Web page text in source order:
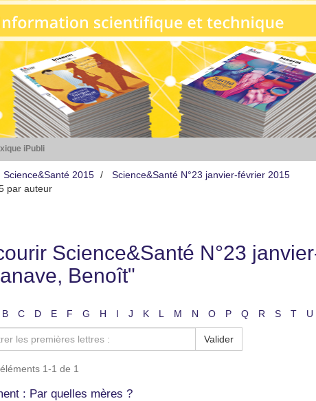
iPubli
Science&Santé 2015
Science&Santé N°23 janvier-février 2015
par auteur
Science&Santé N°23
Benoît"
B C D E F G H I J K L M N O P Q R S T U
Valider
1-1 de 1
: Par quelles mères ?